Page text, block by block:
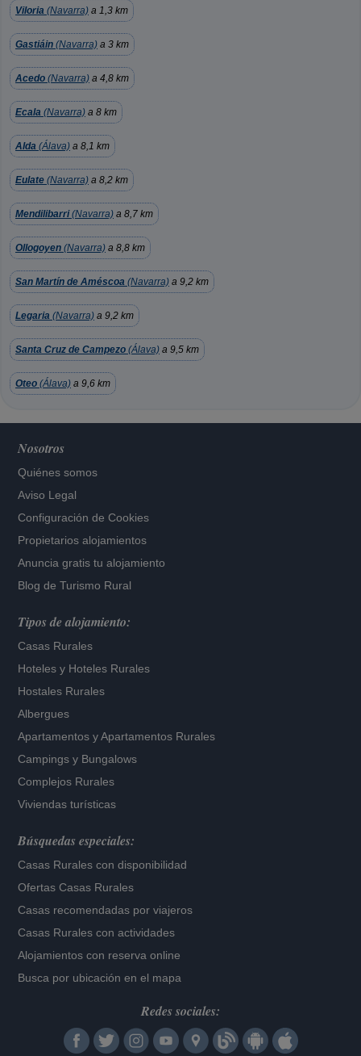
Viloria (Navarra) a 1,3 km
Gastiáin (Navarra) a 3 km
Acedo (Navarra) a 4,8 km
Ecala (Navarra) a 8 km
Alda (Álava) a 8,1 km
Eulate (Navarra) a 8,2 km
Mendilibarri(Navarra) a 8,7 km
Ollogoyen (Navarra) a 8,8 km
San Martín de Améscoa (Navarra) a 9,2 km
Legaria (Navarra) a 9,2 km
Santa Cruz de Campezo (Álava) a 9,5 km
Oteo (Álava) a 9,6 km
Nosotros
Quiénes somos
Aviso Legal
Configuración de Cookies
Propietarios alojamientos
Anuncia gratis tu alojamiento
Blog de Turismo Rural
Tipos de alojamiento:
Casas Rurales
Hoteles y Hoteles Rurales
Hostales Rurales
Albergues
Apartamentos yApartamentos Rurales
Campings y Bungalows
Complejos Rurales
Viviendas turísticas
Búsquedas especiales:
Casas Rurales con disponibilidad
Ofertas Casas Rurales
Casas recomendadas por viajeros
Casas Rurales con actividades
Alojamientos con reserva online
Busca por ubicación en el mapa
Redes sociales: